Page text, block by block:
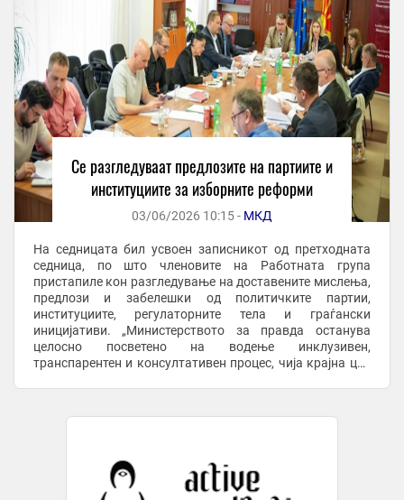
Се разгледуваат предлозите на партиите и
институциите за изборните реформи
03/06/2026 10:15 - МКД
На седницата бил усвоен записникот од претходната
седница, по што членовите на Работната група
пристапиле кон разгледување на доставените мислења,
предлози и забелешки од политичките партии,
институциите, регулаторните тела и граѓански
иницијативи. „Министерството за правда останува
целосно посветено на водење инклузивен,
транспарентен и консултативен процес, чија крајна цел